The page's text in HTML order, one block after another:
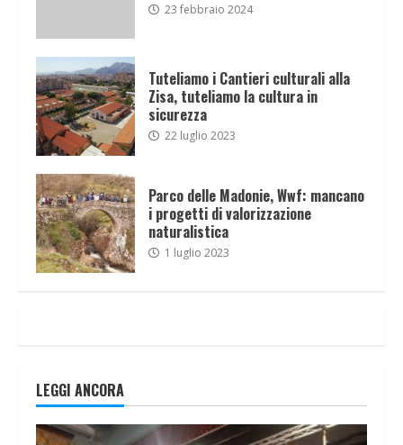
23 febbraio 2024
Tuteliamo i Cantieri culturali alla
Zisa, tuteliamo la cultura in
sicurezza
22 luglio 2023
Parco delle Madonie, Wwf: mancano
i progetti di valorizzazione
naturalistica
1 luglio 2023
LEGGI ANCORA